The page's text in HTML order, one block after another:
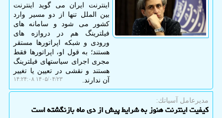
اینترنت ایران می گوید اینترنت
بین الملل تنها از دو مسیر وارد
کشور می شود و سامانه های
فیلترینگ هم در دروازه های
ورودی و شبکه اپراتورها مستقر
هستند؛ به قول او، اپراتورها فقط
مجری اجرای سیاستهای فیلترینگ
هستند و نقشی در تعیین یا تغییر
آن ندارند.
۱۴۰۵/۰۴/۲۳ ۱۴:۲۴:۰۸
مدیرعامل آسیاتك:
کیفیت اینترنت هنوز به شرایط پیش از دی ماه بازنگشته است